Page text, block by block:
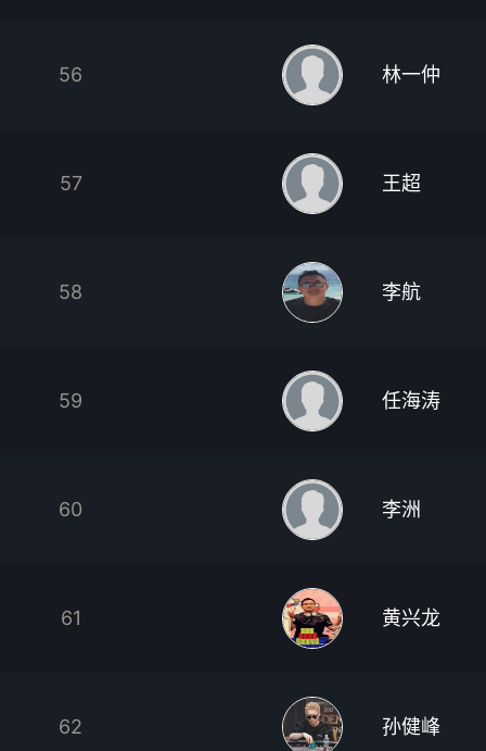
56 林一仲
57 王超
58 李航
59 任海涛
60 李洲
61 黄兴龙
62 孙健峰